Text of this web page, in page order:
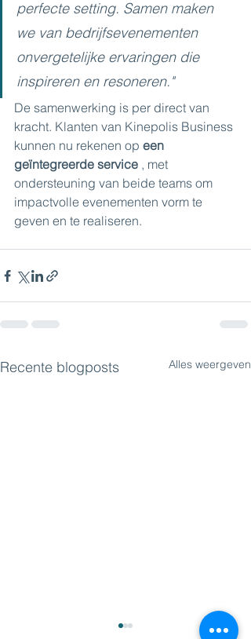
perfecte setting. Samen maken
we van bedrijfsevenementen
onvergetelijke ervaringen die
inspireren en resoneren."
De samenwerking is per direct van
kracht. Klanten van Kinepolis Business
kunnen nu rekenen op een
geïntegreerde service , met
ondersteuning van beide teams om
impactvolle evenementen vorm te
geven en te realiseren.
Recente blogposts Alles weergeven